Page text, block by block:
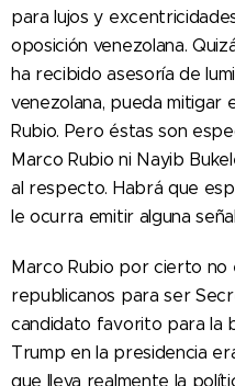
para lujos y
oposición venezolana.
ha recibido asesoría de
venezolana, pueda
Rubio. Pero éstas son
Marco Rubio ni Nayib
al respecto. Habrá que
le ocurra emitir alguna
Marco Rubio por cierto
republicanos para ser
candidato favorito para la
Trump en la presidencia
que lleva realmente la